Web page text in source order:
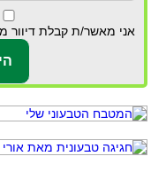
אני מאשר/ת קבלת דיוור